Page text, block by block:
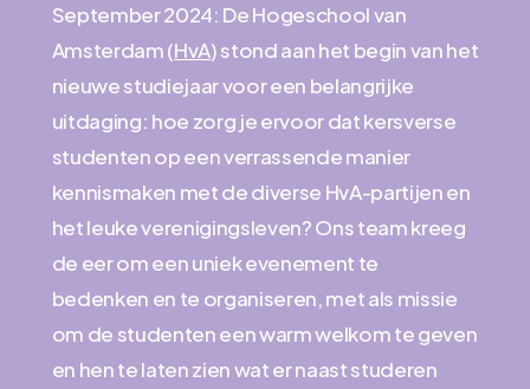
September 2024: De Hogeschool van
Amsterdam (HvA) stond aan het begin van het
nieuwe studiejaar voor een belangrijke
uitdaging: hoe zorg je ervoor dat kersverse
studenten op een verrassende manier
kennismaken met de diverse HvA-partijen en
het leuke verenigingsleven? Ons team kreeg
de eer om een uniek evenement te
bedenken en te organiseren, met als missie
om de studenten een warm welkom te geven
en hen te laten zien wat er naast studeren